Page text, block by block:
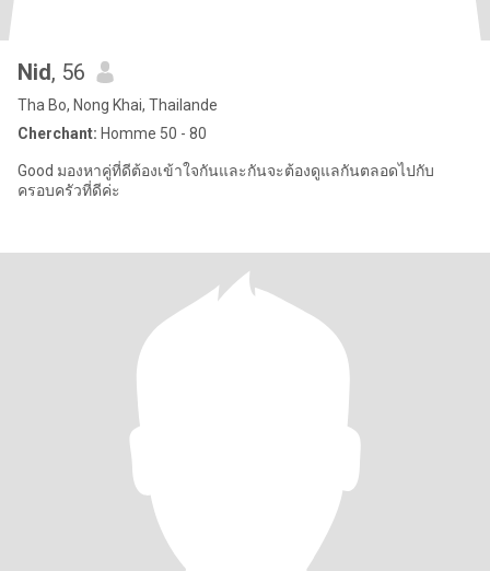
Nid, 56
Tha Bo, Nong Khai, Thailande
Cherchant: Homme 50 - 80
Good มองหาคู่ที่ดีต้องเข้าใจกันและกันจะต้องดูแลกันตลอดไปกับ
ครอบครัวที่ดีค่ะ